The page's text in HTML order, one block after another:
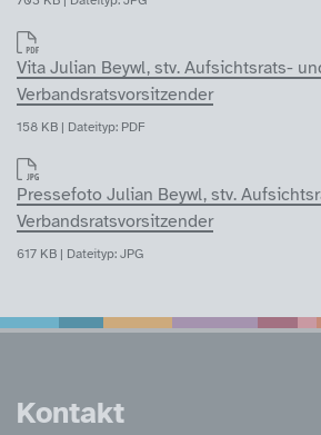
Vita Julian Beywl, stv. Aufsichtsrats-
Verbandsratsvorsitzender
158 KB | Dateityp: PDF
Pressefoto Julian Beywl, stv.
Verbandsratsvorsitzender
617 KB | Dateityp: JPG
Service
Kontakt